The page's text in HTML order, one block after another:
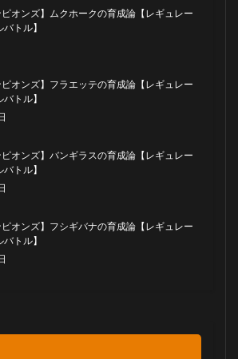
ピオンズ】ムクホークの育成論【レギュレー
トル】
ピオンズ】フラエッテの育成論【レギュレー
トル】
ピオンズ】バンギラスの育成論【レギュレー
トル】
ピオンズ】フシギバナの育成論【レギュレー
トル】